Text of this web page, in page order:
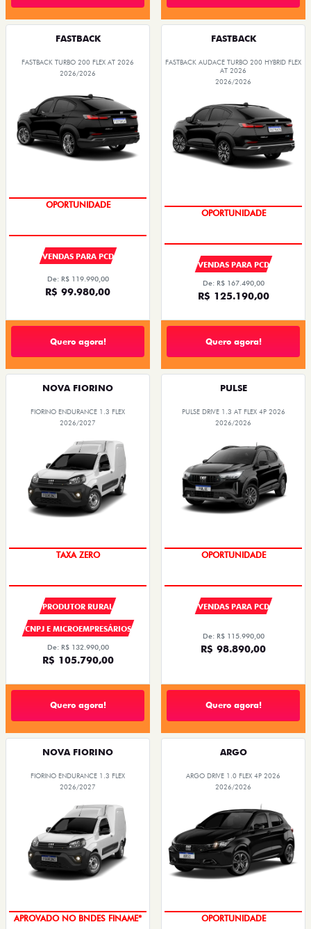
FASTBACK
FASTBACK TURBO 200 FLEX AT 2026
2026/2026
OPORTUNIDADE
VENDAS PARA PCD
De: R$ 119.990,00
R$ 99.980,00
Quero agora!
FASTBACK
FASTBACK AUDACE TURBO 200 HYBRID FLEX
AT 2026
2026/2026
OPORTUNIDADE
VENDAS PARA PCD
De: R$ 167.490,00
R$ 125.190,00
Quero agora!
NOVA FIORINO
FIORINO ENDURANCE 1.3 FLEX
2026/2027
TAXA ZERO
PRODUTOR RURAL
CNPJ E MICROEMPRESÁRIOS
De: R$ 132.990,00
R$ 105.790,00
Quero agora!
PULSE
PULSE DRIVE 1.3 AT FLEX 4P 2026
2026/2026
OPORTUNIDADE
VENDAS PARA PCD
De: R$ 115.990,00
R$ 98.890,00
Quero agora!
NOVA FIORINO
FIORINO ENDURANCE 1.3 FLEX
2026/2027
APROVADO NO BNDES FINAME*
ARGO
ARGO DRIVE 1.0 FLEX 4P 2026
2026/2026
OPORTUNIDADE